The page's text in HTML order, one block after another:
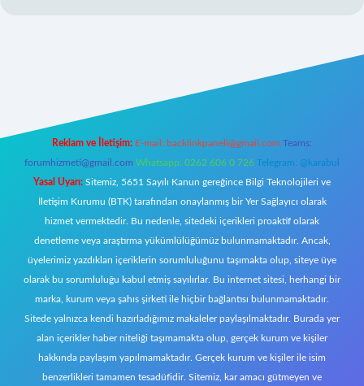
Reklam ve İletişim: E-mail: backlinkpaneli@gmail.com Teams:
forumhizmeti@gmail.com Whatsapp: 0262 606 0 726 Telegram: @karabul
Yasal Uyarı: Sitemiz, 5651 Sayılı Kanun gereğince Bilgi Teknolojileri ve
İletişim Kurumu (BTK) tarafından onaylanmış bir Yer Sağlayıcı olarak
hizmet vermektedir. Bu nedenle, sitedeki içerikleri proaktif olarak
denetleme veya araştırma yükümlülüğümüz bulunmamaktadır. Ancak,
üyelerimiz yazdıkları içeriklerin sorumluluğunu taşımakta olup, siteye üye
olarak bu sorumluluğu kabul etmiş sayılırlar. Bu internet sitesi, herhangi bir
marka, kurum veya şahıs şirketi ile hiçbir bağlantısı bulunmamaktadır.
Sitede yalnızca kendi hazırladığımız makaleler paylaşılmaktadır. Burada yer
alan içerikler haber niteliği taşımamakta olup, gerçek kurum ve kişiler
hakkında paylaşım yapılmamaktadır. Gerçek kurum ve kişiler ile isim
benzerlikleri tamamen tesadüfidir. Sitemiz, kar amacı gütmeyen ve